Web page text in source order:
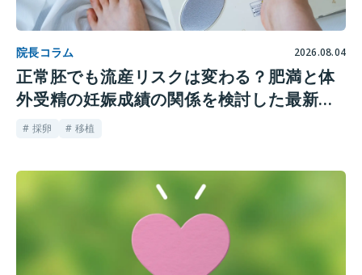
院長コラム 2026.08.04
正常胚でも流産リスクは変わる？肥満と体
外受精の妊娠成績の関係を検討した最新研
究
# 採卵 # 移植